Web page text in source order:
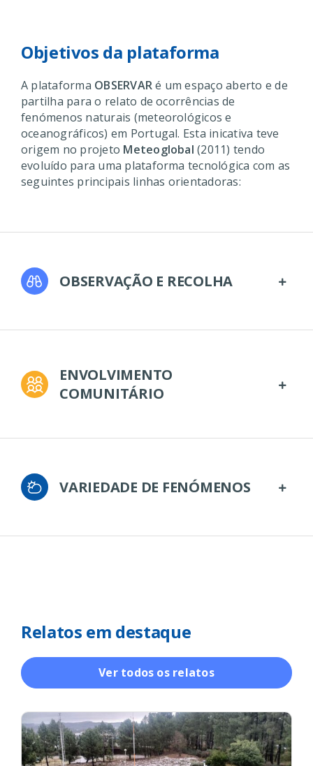
Objetivos da plataforma
A plataforma OBSERVARé um espaço aberto e de
partilha para o relato de ocorrências de
fenómenos naturais (meteorológicos e
oceanográficos) em Portugal. Esta inicativa teve
origem no projeto Meteoglobal (2011) tendo
evoluído para uma plataforma tecnológica com as
seguintes principais linhas orientadoras:
OBSERVAÇÃO E RECOLHA
ENVOLVIMENTO
COMUNITÁRIO
VARIEDADE DE FENÓMENOS
Relatos em destaque
Ver todos os relatos